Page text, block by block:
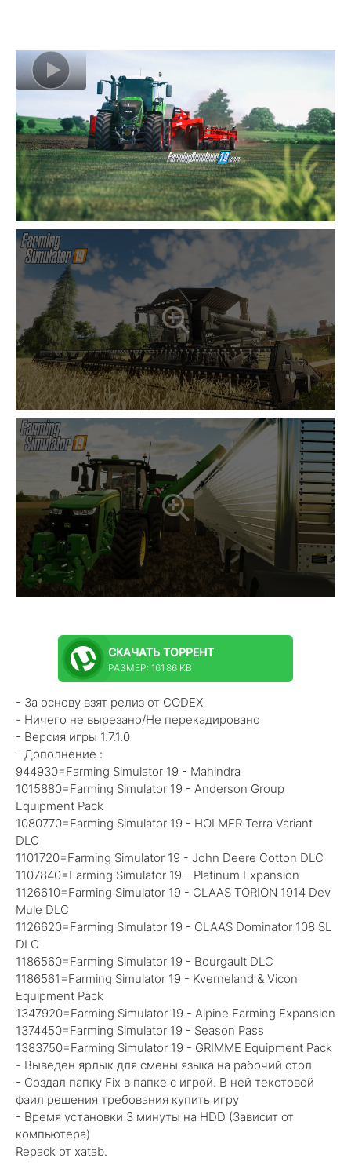
СКАЧАТЬ ТОРРЕНТ
РАЗМЕР: 161.86 KB
- За основу взят релиз от CODEX
- Ничего не вырезано/Не перекадировано
- Версия игры 1.7.1.0
- Дополнение :
944930=Farming Simulator 19 - Mahindra
1015880=Farming Simulator 19 - Anderson Group
Equipment Pack
1080770=Farming Simulator 19 - HOLMER Terra Variant
DLC
1101720=Farming Simulator 19 - John Deere Cotton DLC
1107840=Farming Simulator 19 - Platinum Expansion
1126610=Farming Simulator 19 - CLAAS TORION 1914 Dev
Mule DLC
1126620=Farming Simulator 19 - CLAAS Dominator 108 SL
DLC
1186560=Farming Simulator 19 - Bourgault DLC
1186561=Farming Simulator 19 - Kverneland & Vicon
Equipment Pack
1347920=Farming Simulator 19 - Alpine Farming Expansion
1374450=Farming Simulator 19 - Season Pass
1383750=Farming Simulator 19 - GRIMME Equipment Pack
- Выведен ярлык для смены языка на рабочий стол
- Создал папку Fix в папке с игрой. В ней текстовой
фаил решения требования купить игру
- Время установки 3 минуты на HDD (Зависит от
компьютера)
Repack от xatab.